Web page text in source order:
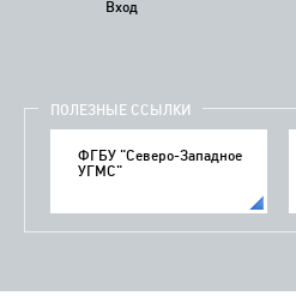
Вход
ПОЛЕЗНЫЕ ССЫЛКИ
ФГБУ "Северо-Западное
УГМС"